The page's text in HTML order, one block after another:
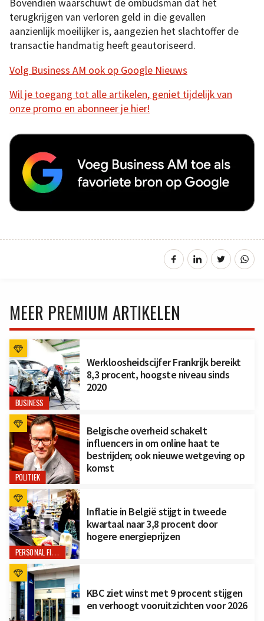
Bovendien waarschuwt de ombudsman dat het
terugkrijgen van verloren geld in die gevallen
aanzienlijk moeilijker is, aangezien het slachtoffer de
transactie handmatig heeft geautoriseerd.
Volg Business AM ook op Google Nieuws
Wil je toegang tot alle artikelen, geniet tijdelijk van
onze promo en abonneer je hier!
MEER PREMIUM ARTIKELEN
BUSINESS
Werkloosheidscijfer Frankrijk bereikt
8,3 procent, hoogste niveau sinds
2020
POLITIEK
Belgische overheid schakelt
influencers in om online haat te
bestrijden; ook nieuwe wetgeving op
komst
PERSONAL FINANCE
Inflatie in België stijgt in tweede
kwartaal naar 3,8 procent door
hogere energieprijzen
KBC ziet winst met 9 procent stijgen
en verhoogt vooruitzichten voor 2026